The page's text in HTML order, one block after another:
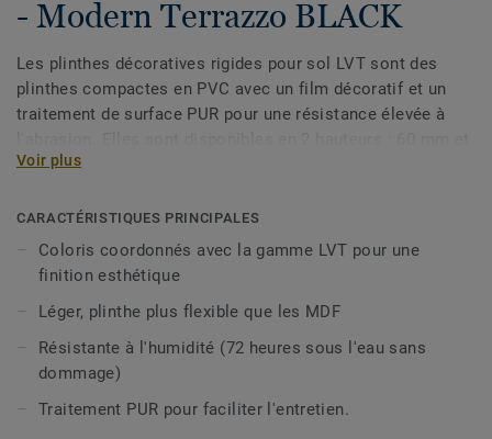
- Modern Terrazzo BLACK
Les plinthes décoratives rigides pour sol LVT sont des
plinthes compactes en PVC avec un film décoratif et un
traitement de surface PUR pour une résistance élevée à
80 mm (gamme Ultimate) et ont des couleurs coordonnées
décoratives sont compatibles avec tous nos revêtements
LVT (à coller, à cliquer et en pose libre).
Voir plus
CARACTÉRISTIQUES PRINCIPALES
Coloris coordonnés avec la gamme LVT pour une
finition esthétique
Léger, plinthe plus flexible que les MDF
Résistante à l'humidité (72 heures sous l'eau sans
dommage)
Traitement PUR pour faciliter l'entretien.